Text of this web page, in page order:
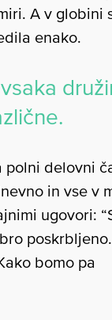
A v globini
enako.
polni delovni
in vse v
ugovori:
bomo pa